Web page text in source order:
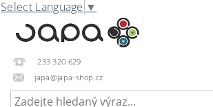
Select Language ▼
233 320 629
japa@japa-shop.cz